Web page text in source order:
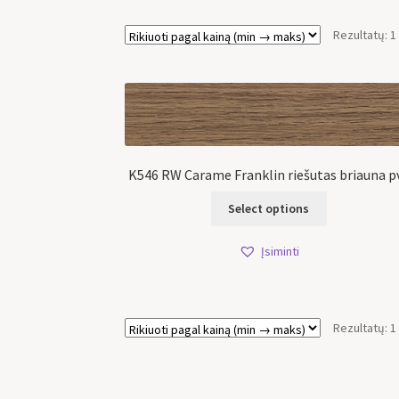
Rezultatų: 1
K546 RW Carame Franklin riešutas briauna
Select options
Įsiminti
Rezultatų: 1